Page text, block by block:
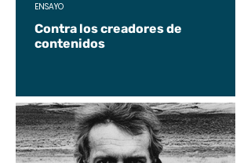
Contra los creadores de
contenidos
ENSAYO